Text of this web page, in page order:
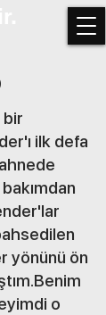
bir
ilk defa
yönünü ön
o